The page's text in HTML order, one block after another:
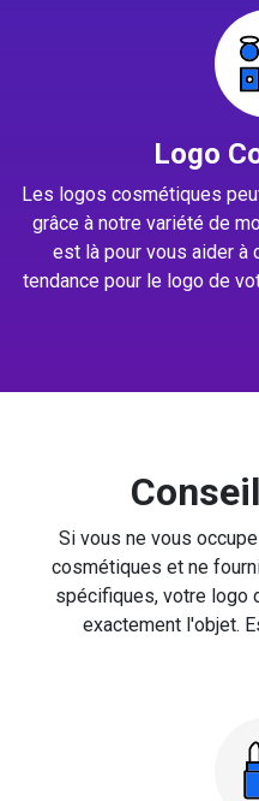
Logo
Les logos cosmétiques
grâce à notre variété de
est là pour vous aider à
tendance pour le logo de
Si vous ne vous
cosmétiques et ne
spécifiques, votre logo
exactement l'objet.